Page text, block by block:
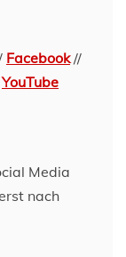
Facebook//
YouTube
Media
nach